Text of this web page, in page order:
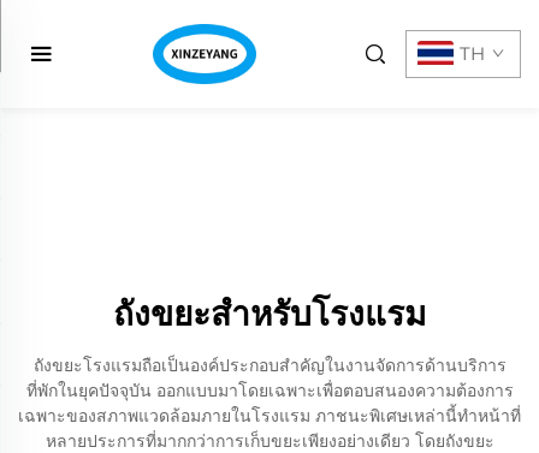
TH
ถังขยะสำหรับโรงแรม
ถังขยะโรงแรมถือเป็นองค์ประกอบสำคัญในงานจัดการด้านบริการ
ที่พักในยุคปัจจุบัน ออกแบบมาโดยเฉพาะเพื่อตอบสนองความต้องการ
เฉพาะของสภาพแวดล้อมภายในโรงแรม ภาชนะพิเศษเหล่านี้ทำหน้าที่
หลายประการที่มากกว่าการเก็บขยะเพียงอย่างเดียว โดยถังขยะ